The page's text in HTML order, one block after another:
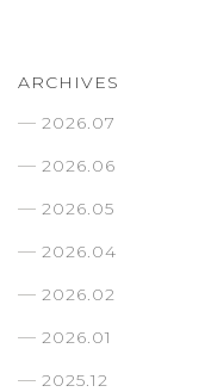
ARCHIVES
2026.07
2026.06
2026.05
2026.04
2026.02
2026.01
2025.12